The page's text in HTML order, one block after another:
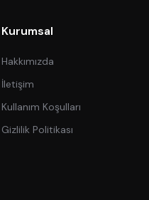
Kurumsal
Hakkımızda
İletişim
Kullanım Koşulları
Gizlilik Politikası